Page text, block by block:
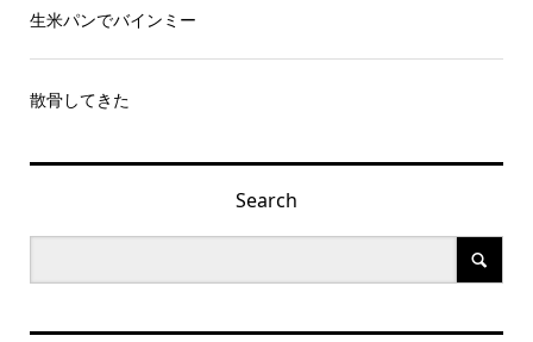
生米パンでバインミー
散骨してきた
Search